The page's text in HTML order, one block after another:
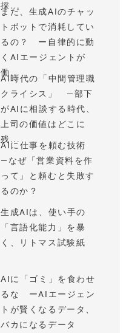
採...
まだ、生成AIのチャッ
トボットで消耗してい
るの？ ー自律的に動
くAIエージェントが
働...
AI時代の「中間管理職
クライシス」 —部下
がAIに相談する時代、
上司の価値はどこに
残...
AIに仕事を頼む技術
—なぜ「営業資料を作
って」と頼むと失敗す
るのか？
生成AIは、使い手の
「言語化能力」を暴
く、リトマス試験紙
AIに「ゴミ」を食わせ
るな ーAIエージェン
トが賢くなるデータ、
バカになるデータ